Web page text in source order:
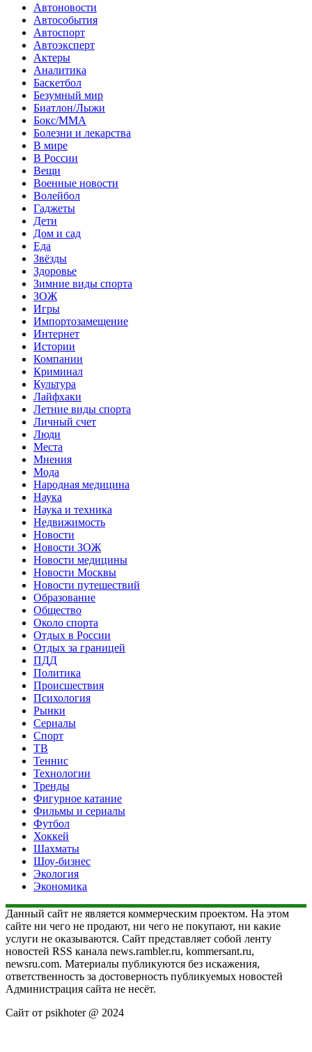
Автоновости
Автособытия
Автоспорт
Автоэксперт
Актеры
Аналитика
Баскетбол
Безумный мир
Биатлон/Лыжи
Бокс/MMA
Болезни и лекарства
В мире
В России
Вещи
Военные новости
Волейбол
Гаджеты
Дети
Дом и сад
Еда
Звёзды
Здоровье
Зимние виды спорта
ЗОЖ
Игры
Импортозамещение
Интернет
Истории
Компании
Криминал
Культура
Лайфхаки
Летние виды спорта
Личный счет
Люди
Места
Мнения
Мода
Народная медицина
Наука
Наука и техника
Недвижимость
Новости
Новости ЗОЖ
Новости медицины
Новости Москвы
Новости путешествий
Образование
Общество
Около спорта
Отдых в России
Отдых за границей
ПДД
Политика
Происшествия
Психология
Рынки
Сериалы
Спорт
ТВ
Теннис
Технологии
Тренды
Фигурное катание
Фильмы и сериалы
Футбол
Хоккей
Шахматы
Шоу-бизнес
Экология
Экономика
Данный сайт не является коммерческим проектом. На этом
сайте ни чего не продают, ни чего не покупают, ни какие
услуги не оказываются. Сайт представляет собой ленту
новостей RSS канала news.rambler.ru, kommersant.ru,
newsru.com. Материалы публикуются без искажения,
ответственность за достоверность публикуемых новостей
Администрация сайта не несёт.
Сайт от psikhoter @ 2024